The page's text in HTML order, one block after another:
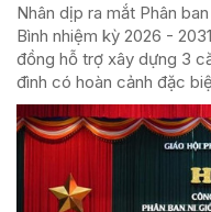
Nhân dịp ra mắt Phân
Bình nhiệm kỳ 2026 -
đồng hỗ trợ xây dựng 3
đình có hoàn cảnh đặc